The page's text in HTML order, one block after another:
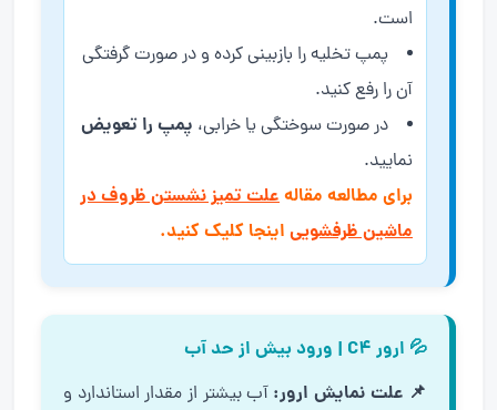
است.
پمپ تخلیه را بازبینی کرده و در صورت گرفتگی
آن را رفع کنید.
در صورت سوختگی یا خرابی، پمپ را تعویض
نمایید.
برای مطالعه مقالهعلت تمیز نشستن ظروف در
ماشین ظرفشویی اینجا کلیک کنید.
💦 ارور C4 | ورود بیش از حد آب
📌 علت نمایش ارور: آب بیشتر از مقدار استاندارد و